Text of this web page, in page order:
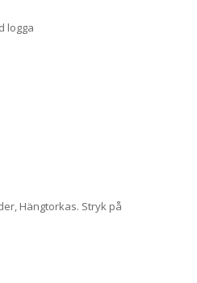
logga
Hängtorkas. Stryk på